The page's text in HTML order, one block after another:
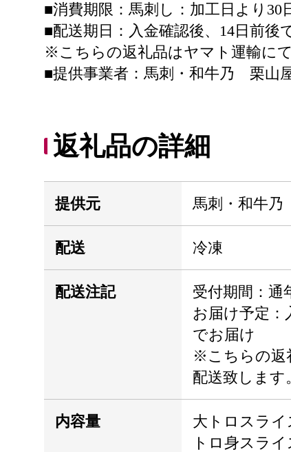
■消費期限：馬刺し：加工日より30
■配送期日：入金確認後、14日前後
※こちらの返礼品はヤマト運輸にて
■提供事業者：馬刺・和牛乃 栗山
返礼品の詳細
提供元 馬刺・和牛
配送 冷凍
配送注記
受付期間：通
お届け予定：
でお届け
※こちらの返
配送致します
内容量
大トロスライ
トロ身スライ